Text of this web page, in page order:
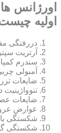
اورژانس
اولیه
دررفتگی
آرتریت
سندرم
آمبولی
ضایعات
ضایعات
عوارض
شکستگی
شکستگی